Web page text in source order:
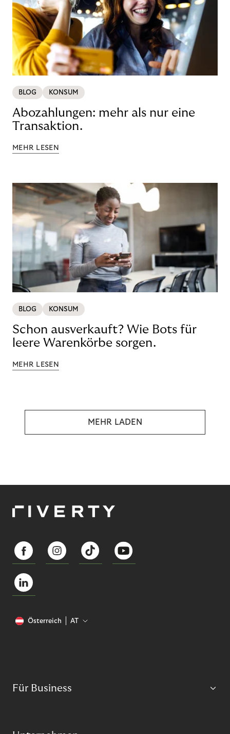
BLOG KONSUM
Abozahlungen: mehr als nur eine
Transaktion.
MEHR LESEN
BLOG KONSUM
Schon ausverkauft? Wie Bots für
leere Warenkörbe sorgen.
MEHR LESEN
MEHR LADEN
Österreich AT
Für Business